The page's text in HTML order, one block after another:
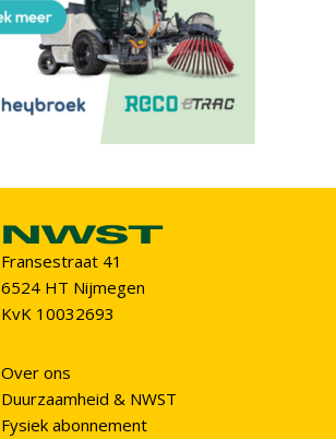
Fransestraat 41
6524 HT Nijmegen
KvK 10032693
Over ons
Duurzaamheid & NWST
Fysiek abonnement